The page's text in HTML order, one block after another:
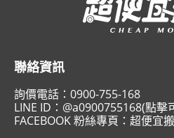
聯絡資訊
詢價電話： 0900-755-168
LINE ID： @a0900755168(點擊
FACEBOOK 粉絲專頁： 超便宜